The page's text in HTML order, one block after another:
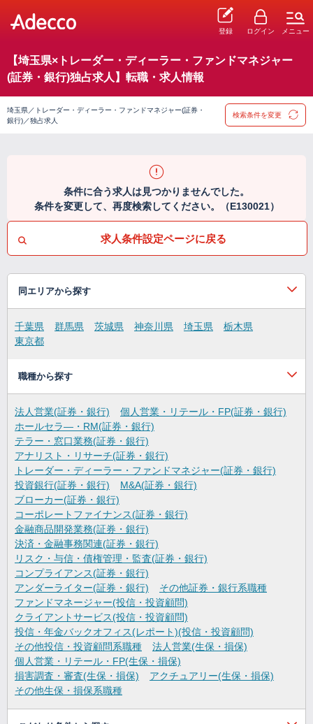
登録 ログイン メニュー
【埼玉県×トレーダー・ディーラー・ファンドマネジャー
(証券・銀行)独占求人】転職・求人情報
埼玉県／トレーダー・ディーラー・ファンドマネジャー(証券・
銀行)／独占求人
検索条件を変更
条件に合う求人は見つかりませんでした。
条件を変更して、再度検索してください。（E130021）
求人条件設定ページに戻る
同エリアから探す
千葉県 群馬県 茨城県 神奈川県 埼玉県
栃木県
東京都
職種から探す
法人営業(証券・銀行)
個人営業・リテール・FP(証券・銀行)
ホールセラ―・RM(証券・銀行)
テラー・窓口業務(証券・銀行)
アナリスト・リサーチ(証券・銀行)
トレーダー・ディーラー・ファンドマネジャー(証券・銀行)
投資銀行(証券・銀行)
M&A(証券・銀行)
ブローカー(証券・銀行)
コーポレートファイナンス(証券・銀行)
金融商品開発業務(証券・銀行)
決済・金融事務関連(証券・銀行)
リスク・与信・債権管理・監査(証券・銀行)
コンプライアンス(証券・銀行)
アンダーライター(証券・銀行)
その他証券・銀行系職種
ファンドマネージャー(投信・投資顧問)
クライアントサービス(投信・投資顧問)
投信・年金バックオフィス(レポート)(投信・投資顧問)
その他投信・投資顧問系職種
法人営業(生保・損保)
個人営業・リテール・FP(生保・損保)
損害調査・審査(生保・損保)
アクチュアリー(生保・損保)
その他生保・損保系職種